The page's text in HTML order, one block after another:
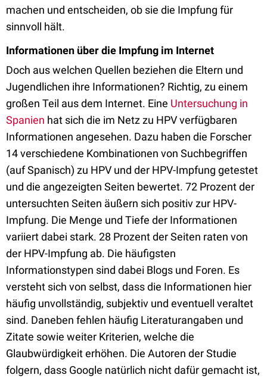
machen und entscheiden, ob sie die Impfung für
sinnvoll hält.
Informationen über die Impfung im Internet
Doch aus welchen Quellen beziehen die Eltern und
Jugendlichen ihre Informationen? Richtig, zu einem
großen Teil aus dem Internet. Eine Untersuchung in
Spanien hat sich die im Netz zu HPV verfügbaren
Informationen angesehen. Dazu haben die Forscher
14 verschiedene Kombinationen von Suchbegriffen
(auf Spanisch) zu HPV und der HPV-Impfung getestet
und die angezeigten Seiten bewertet. 72 Prozent der
untersuchten Seiten äußern sich positiv zur HPV-
Impfung. Die Menge und Tiefe der Informationen
variiert dabei stark. 28 Prozent der Seiten raten von
der HPV-Impfung ab. Die häufigsten
Informationstypen sind dabei Blogs und Foren. Es
versteht sich von selbst, dass die Informationen hier
häufig unvollständig, subjektiv und eventuell veraltet
sind. Daneben fehlen häufig Literaturangaben und
Zitate sowie weiter Kriterien, welche die
Glaubwürdigkeit erhöhen. Die Autoren der Studie
folgern, dass Google natürlich nicht dafür gemacht ist,